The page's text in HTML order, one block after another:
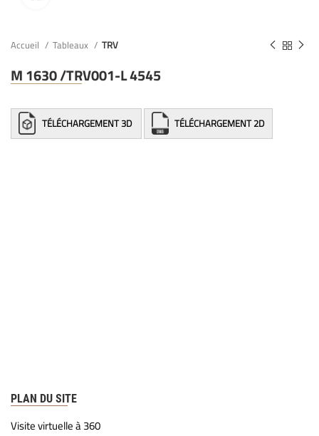
Accueil Tableaux TRV
M 1630 /TRV001-L 4545
TÉLÉCHARGEMENT 3D TÉLÉCHARGEMENT 2D
PLAN DU SITE
Visite virtuelle à 360